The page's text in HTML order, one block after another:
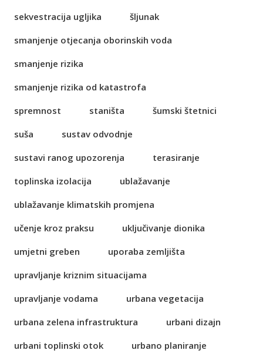
sekvestracija ugljika
šljunak
smanjenje otjecanja oborinskih voda
smanjenje rizika
smanjenje rizika od katastrofa
spremnost
staništa
šumski štetnici
suša
sustav odvodnje
sustavi ranog upozorenja
terasiranje
toplinska izolacija
ublažavanje
ublažavanje klimatskih promjena
učenje kroz praksu
uključivanje dionika
umjetni greben
uporaba zemljišta
upravljanje kriznim situacijama
upravljanje vodama
urbana vegetacija
urbana zelena infrastruktura
urbani dizajn
urbani toplinski otok
urbano planiranje